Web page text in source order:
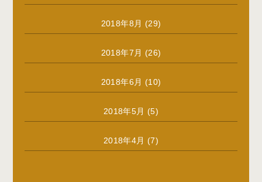
2018年8月 (29)
2018年7月 (26)
2018年6月 (10)
2018年5月 (5)
2018年4月 (7)